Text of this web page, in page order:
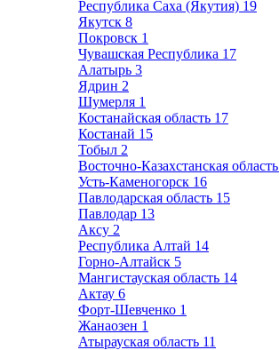
Республика Саха (Якутия) 19
Якутск 8
Покровск 1
Чувашская Республика 17
Алатырь 3
Ядрин 2
Шумерля 1
Костанайская область 17
Костанай 15
Тобыл 2
Восточно-Казахстанская область
Усть-Каменогорск 16
Павлодарская область 15
Павлодар 13
Аксу 2
Республика Алтай 14
Горно-Алтайск 5
Мангистауская область 14
Актау 6
Форт-Шевченко 1
Жанаозен 1
Атырауская область 11